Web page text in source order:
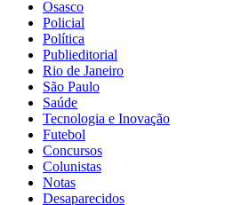
Osasco
Policial
Política
Publieditorial
Rio de Janeiro
São Paulo
Saúde
Tecnologia e Inovação
Futebol
Concursos
Colunistas
Notas
Desaparecidos